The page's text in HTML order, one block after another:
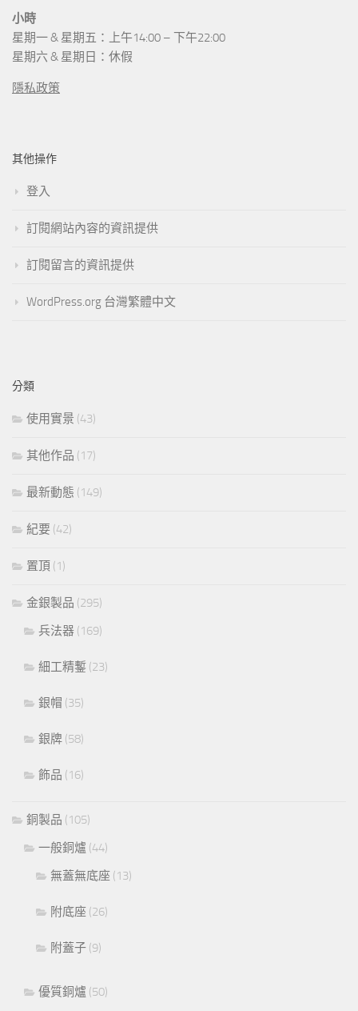
小時
星期一 & 星期五：上午14:00 – 下午22:00
星期六 & 星期日：休假
隱私政策
其他操作
登入
訂閱網站內容的資訊提供
訂閱留言的資訊提供
WordPress.org 台灣繁體中文
分類
使用實景 (43)
其他作品 (17)
最新動態 (149)
紀要 (42)
置頂 (1)
金銀製品 (295)
兵法器 (169)
細工精鏨 (23)
銀帽 (35)
銀牌 (58)
飾品 (16)
銅製品 (105)
一般銅爐 (44)
無蓋無底座 (13)
附底座 (26)
附蓋子 (9)
優質銅爐 (50)